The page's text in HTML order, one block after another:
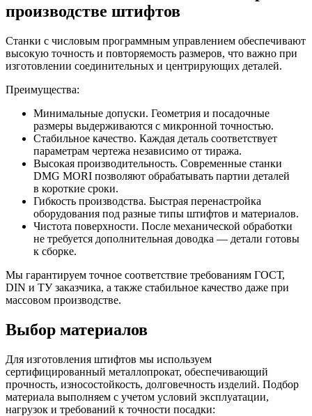
производстве штифтов
Станки с числовым программным управлением обеспечивают
высокую точность и повторяемость размеров, что важно при
изготовлении соединительных и центрирующих деталей.
Преимущества:
Минимальные допуски. Геометрия и посадочные
размеры выдерживаются с микронной точностью.
Стабильное качество. Каждая деталь соответствует
параметрам чертежа независимо от тиража.
Высокая производительность. Современные станки
DMG MORI позволяют обрабатывать партии деталей
в короткие сроки.
Гибкость производства. Быстрая перенастройка
оборудования под разные типы штифтов и материалов.
Чистота поверхности. После механической обработки
не требуется дополнительная доводка — детали готовы
к сборке.
Мы гарантируем точное соответствие требованиям ГОСТ,
DIN и ТУ заказчика, а также стабильное качество даже при
массовом производстве.
Выбор материалов
Для изготовления штифтов мы используем
сертифицированный металлопрокат, обеспечивающий
прочность, износостойкость, долговечность изделий. Подбор
материала выполняем с учетом условий эксплуатации,
нагрузок и требований к точности посадки: